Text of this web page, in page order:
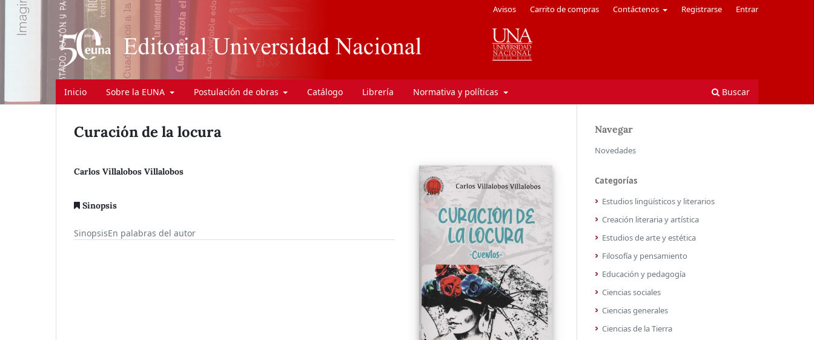
Inicio Sobre la EUNA Postulación de obras Catálogo Librería Normativa y políticas Buscar
Avisos Carrito de compras Contáctenos Registrarse Entrar
Curación de la locura
Carlos Villalobos Villalobos
Sinopsis
SinopsisEn palabras del autor
Navegar
Novedades
Categorías
Estudios lingüísticos y literarios
Creación literaria y artística
Estudios de arte y estética
Filosofía y pensamiento
Educación y pedagogía
Ciencias sociales
Ciencias generales
Ciencias de la Tierra